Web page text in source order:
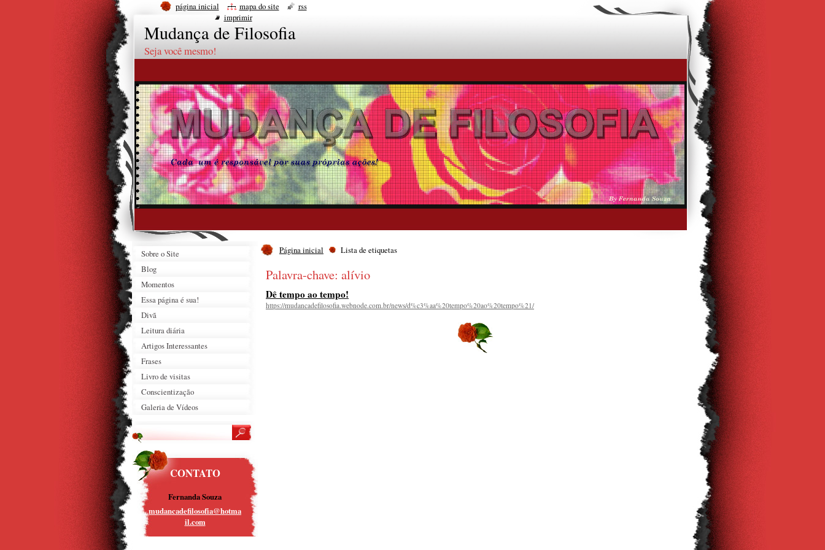
Mudança de Filosofia
Seja você mesmo!
Página inicial Lista de etiquetas
Palavra-chave: alívio
Dê tempo ao tempo!
https://mudancadefilosofia.webnode.com.br/news/d%c3%aa%20tempo%20ao%20tempo%21/
Sobre o Site
Blog
Momentos
Essa página é sua!
Divã
Leitura diária
Artigos Interessantes
Frases
Livro de visitas
Conscientização
Galeria de Vídeos
CONTATO
Fernanda Souza
mudancadefilosofia@hotma
il.com
página inicial mapa do site
rss
imprimir